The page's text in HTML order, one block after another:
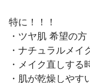
特に！！！
・ツヤ肌 希望の方
・ナチュラルメイ
・メイク直しする
・肌が乾燥しやす